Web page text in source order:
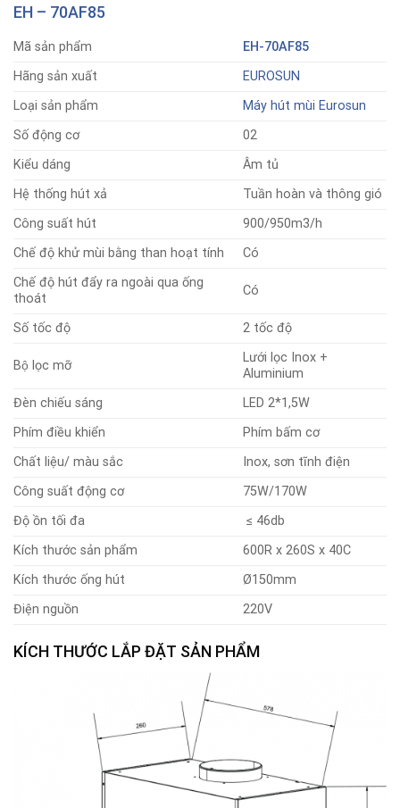
EH – 70AF85
Mã sản phẩm
EH-70AF85
Hãng sản xuất
EUROSUN
Loại sản phẩm
Máy hút mùi Eurosun
Số động cơ
02
Kiểu dáng
Âm tủ
Hệ thống hút xả
Tuần hoàn và thông gió
Công suất hút
900/950m3/h
Chế độ khử mùi bằng than hoạt tính
Có
Chế độ hút đẩy ra ngoài qua ống
thoát
Có
Số tốc độ 2 tốc độ
Bộ lọc mỡ
Lưới lọc Inox +
Aluminium
Đèn chiếu sáng
LED 2*1,5W
Phím điều khiển
Phím bấm cơ
Chất liệu/ màu sắc
Inox, sơn tĩnh điện
Công suất động cơ
75W/170W
Độ ồn tối đa
≤ 46db
Kích thước sản phẩm
600R x 260S x 40C
Kích thước ống hút
Ø150mm
Điện nguồn
220V
KÍCH THƯỚC LẮP ĐẶT SẢN PHẨM